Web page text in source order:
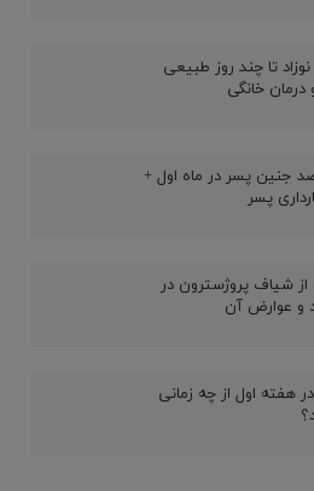
تا چند روز طبیعی
خانگی
جنین پسر در ماه اول +
پسر
از شیاف پروژسترون در
و عوارض آن
در هفته اول از چه زمانی